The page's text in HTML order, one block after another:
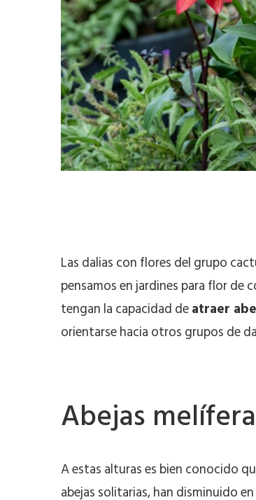
Las dalias con flores del grupo
pensamos en jardines para flor de
tengan la capacidad deatraer
orientarse hacia otros grupos de
Abejas
A estas alturas es bien conocido
abejas solitarias, han disminuido